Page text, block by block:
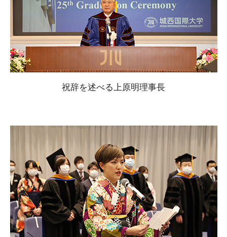
祝辞を述べる上原明理事長